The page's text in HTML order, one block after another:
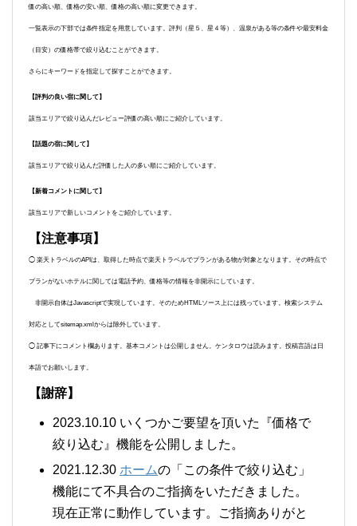
価の高い順、価格の安い順、価格の高い順に変更できます。
一覧表示の下部では条件指定を用意しています。評判（星５、星４等）、温泉がある等の条件や最安料金
（目安）の価格帯で絞り込むことができます。
さらにキーワードを指定して探すことができます。
【評判の良い宿に関して】
該当エリアで絞り込んだレビュー評価の高い順にご紹介しています。
【話題の宿に関して】
該当エリアで絞り込んだ評価した人の多い順にご紹介しています。
【新着コメントに関して】
該当エリアで新しいコメントをご紹介しています。
【注意事項】
◯ 楽天トラベルのAPIは、取得した時点で楽天トラベルでプランがある物が対象となります。その時点で
プランがないホテルに関しては電話予約、価格等の情報を非開示にしています。
非開示自体はJavascriptで実現しています。そのためHTMLソース上には残っています。検索システム
対応としてsitemap.xmlからは除外しています。
◯ 記事下にコメント欄あります。基本コメントは公開しません。ケンタロウは読みます。投稿言語は日
本語でお願いします。
【謝辞】
2023.10.10 いくつかご要望を頂いた『価格で
絞り込む』機能を公開しました。
2021.12.30 ホームの「この条件で絞り込む」
機能にて不具合のご指摘をいただきました。
現在正常に動作しています。ご指摘ありがと